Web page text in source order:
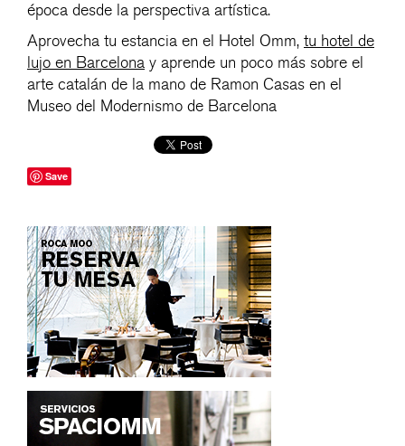
época desde la perspectiva artística.
Aprovecha tu estancia en el Hotel Omm, tu hotel de
lujo en Barcelona y aprende un poco más sobre el
arte catalán de la mano de Ramon Casas en el
Museo del Modernismo de Barcelona
Save